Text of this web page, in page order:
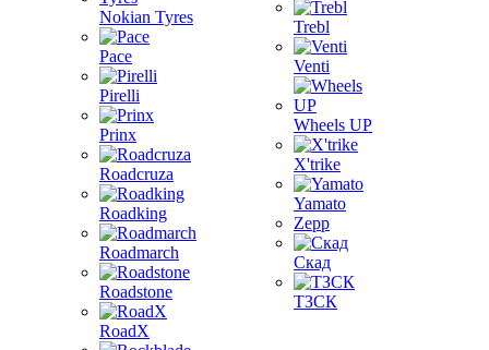
Nokian Tyres
Pace
Pirelli
Prinx
Roadcruza
Roadking
Roadmarch
Roadstone
RoadX
Trebl
Venti
Wheels UP
X'trike
Yamato
Zepp
Скад
ТЗСК